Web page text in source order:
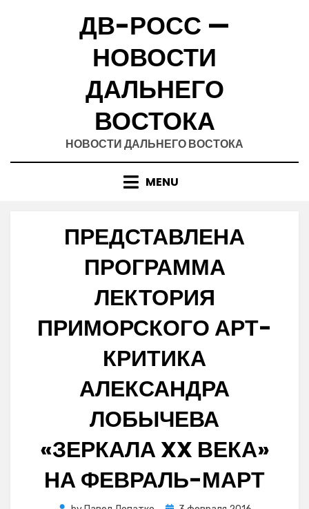
ДВ-РОСС —
НОВОСТИ
ДАЛЬНЕГО
ВОСТОКА
НОВОСТИ ДАЛЬНЕГО ВОСТОКА
MENU
ПРЕДСТАВЛЕНА
ПРОГРАММА
ЛЕКТОРИЯ
ПРИМОРСКОГО АРТ-
КРИТИКА
АЛЕКСАНДРА
ЛОБЫЧЕВА
«ЗЕРКАЛА XX ВЕКА»
НА ФЕВРАЛЬ-МАРТ